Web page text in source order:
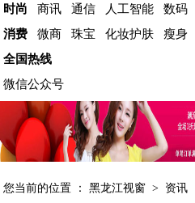
时尚
商讯 通信 人工智能
数码
消费
微商 珠宝 化妆护肤
瘦身
全国热线
微信公众号
您当前的位置 ：黑龙江视窗 > 资讯